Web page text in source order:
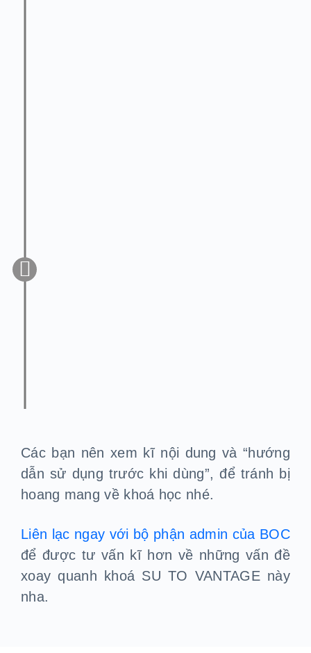
Các bạn nên xem kĩ nội dung và “hướng
dẫn sử dụng trước khi dùng”, để tránh bị
hoang mang về khoá học nhé.
Liên lạc ngay với bộ phận admin của BOC
để được tư vấn kĩ hơn về những vấn đề
xoay quanh khoá SU TO VANTAGE này
nha.